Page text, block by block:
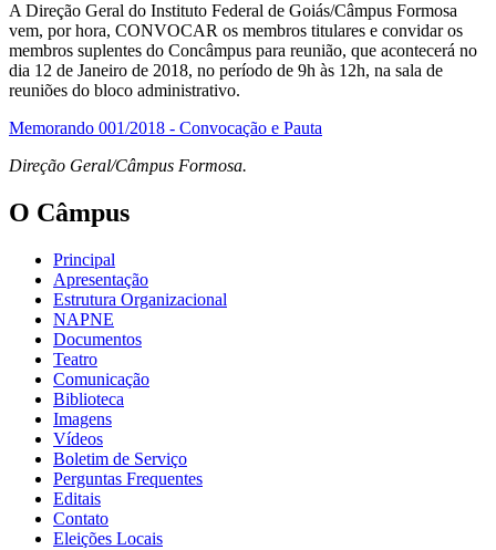
A Direção Geral do Instituto Federal de Goiás/Câmpus Formosa
vem, por hora, CONVOCAR os membros titulares e convidar os
membros suplentes do Concâmpus para reunião, que acontecerá no
dia 12 de Janeiro de 2018, no período de 9h às 12h, na sala de
reuniões do bloco administrativo.
Memorando 001/2018 - Convocação e Pauta
Direção Geral/Câmpus Formosa.
O Câmpus
Principal
Apresentação
Estrutura Organizacional
NAPNE
Documentos
Teatro
Comunicação
Biblioteca
Imagens
Vídeos
Boletim de Serviço
Perguntas Frequentes
Editais
Contato
Eleições Locais